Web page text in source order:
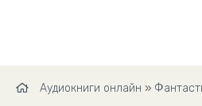
Аудиокниги онлайн »